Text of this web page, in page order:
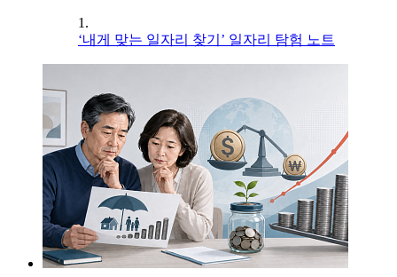
1.
‘내게 맞는 일자리 찾기’ 일자리 탐험 노트